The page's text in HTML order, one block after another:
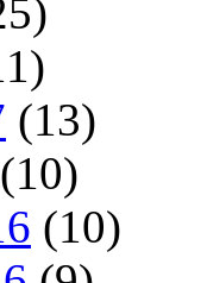
(13)
(10)
(10)